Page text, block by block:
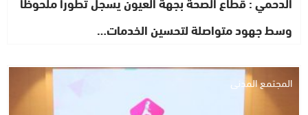
وسط جهود متواصلة لتحسين الخدمات…
المجتمع المدني